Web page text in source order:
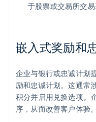
于股票或交易所交易
嵌入式奖励和
企业与银行或忠诚计划
励和忠诚计划。这通常
积分并启用兑换选项。
序，从而改善客户体验。